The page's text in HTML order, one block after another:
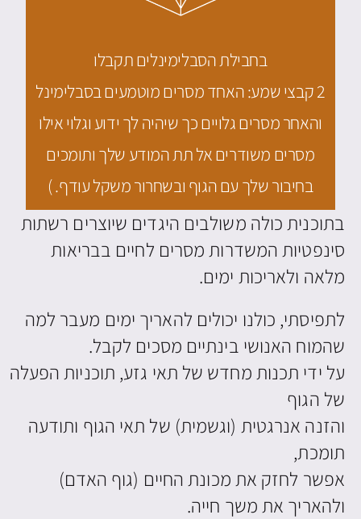
בחבילת הסבלימינלים תקבלו
2 קבצי שמע: האחד מסרים מוטמעים בסבלימינל
והאחר מסרים גלויים כך שיהיה לך ידוע וגלוי אילו
מסרים משודרים אל תת המודע שלך ותומכים
בחיבור שלך עם הגוף ובשחרור משקל עודף. )​
בתוכנית כולה משולבים היגדים שיוצרים רשתות
סינפטיות המשדרות מסרים לחיים בבריאות
מלאה ולאריכות ימים.
לתפיסתי, כולנו יכולים להאריך ימים מעבר למה
שהמוח האנושי בינתיים מסכים לקבל.
על ידי תכנות מחדש של תאי גזע, תוכניות הפעלה
של הגוף
והזנה אנרגטית (וגשמית) של תאי הגוף ותודעה
תומכת,
אפשר לחזק את מכונת החיים (גוף האדם)
ולהאריך את משך חייה.